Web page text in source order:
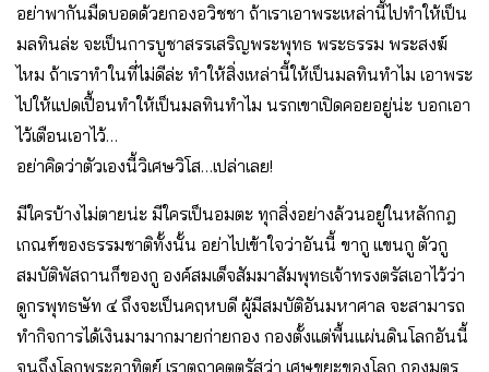
อย่าพากันมืดบอดด้วยกองอวิชชา ถ้าเราเอาพระเหล่านี้ไปทำให้เป็น
มลทินล่ะ จะเป็นการบูชาสรรเสริญพระพุทธ พระธรรม พระสงฆ์
ไหม ถ้าเราทำในที่ไม่ดีล่ะ ทำให้สิ่งเหล่านี้ให้เป็นมลทินทำไม เอาพระ
ไปให้แปดเปื้อนทำให้เป็นมลทินทำไม นรกเขาเปิดคอยอยู่น่ะ บอกเอา
ไว้เตือนเอาไว้…
อย่าคิดว่าตัวเองนี้วิเศษวิโส…เปล่าเลย!
มีใครบ้างไม่ตายน่ะ มีใครเป็นอมตะ ทุกสิ่งอย่างล้วนอยู่ในหลักกฎ
เกณฑ์ของธรรมชาติทั้งนั้น อย่าไปเข้าใจว่าอันนี้ ขากู แขนกู ตัวกู
สมบัติพัสถานก็ของกู องค์สมเด็จสัมมาสัมพุทธเจ้าทรงตรัสเอาไว้ว่า
ดูกรพุทธษัท ๔ ถึงจะเป็นคฤหบดี ผู้มีสมบัติอันมหาศาล จะสามารถ
ทำกิจการได้เงินมามากมายก่ายกอง กองตั้งแต่พื้นแผ่นดินโลกอันนี้
จนถึงโลกพระอาทิตย์ เราตถาคตตรัสว่า เศษขยะของโลก กองมูตร